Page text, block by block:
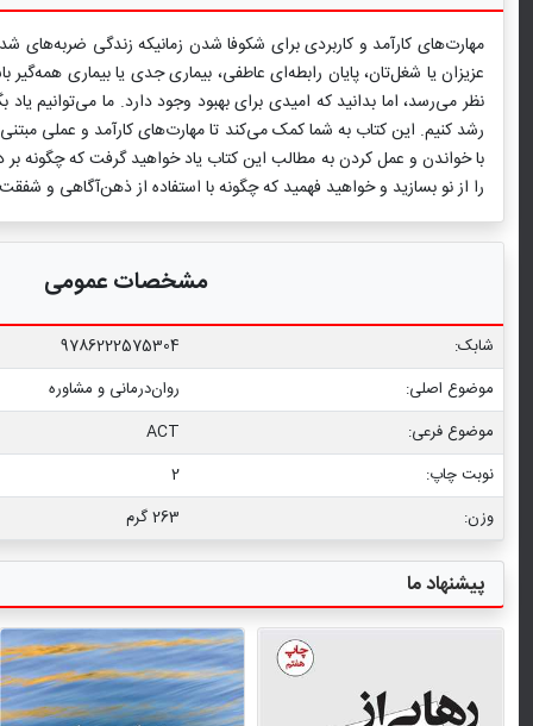
مهارت‌های کارآمد و کاربردی برای شکوفا شدن زمانیکه زندگی ضربه‌های
عزیزان‌ یا شغل‌تان، پایان رابطه‌ای عاطفی، بیماری جدی یا بیماری‌
نظر می‌رسد، اما بدانید که امیدی برای بهبود وجود دارد. ما می‌توانیم
رشد کنیم. این کتاب به شما کمک می‌کند تا مهارت‌های کارآمد و عملی
با خواندن و عمل کردن به مطالب این کتاب یاد خواهید گرفت که چگونه بر
را از نو بسازید و خواهید فهمید که چگونه با استفاده از ذهن‌آگاهی و
مشخصات عمومی
شابک:
9786222575304
موضوع اصلی:
روان‌درمانی و مشاوره
موضوع فرعی:
ACT
نوبت چاپ:
2
وزن:
263 گرم
پیشنهاد ما